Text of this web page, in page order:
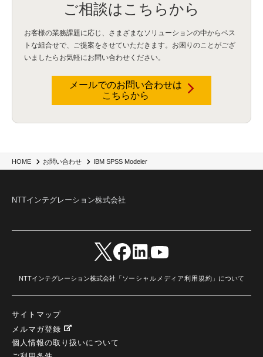
HOME お問い合わせ IBM SPSS Modeler
ご相談はこちらから
お客様の業務課題に応じ、さまざまなソリューションの中からベス
トな組合せで、
ご提案をさせていただきます。お困りのことがござ
いましたらお気軽にお問い合わせください。
メールでのお問い合わせは
こちらから
NTTインテグレーション株式会社
NTTインテグレーション株式会社「ソーシャルメディア利用規約 」について
サイトマップ
メルマガ登録
個人情報の取り扱いについて